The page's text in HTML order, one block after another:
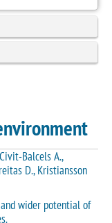
Balcels A.,
D., Kristiansson
wider potential of